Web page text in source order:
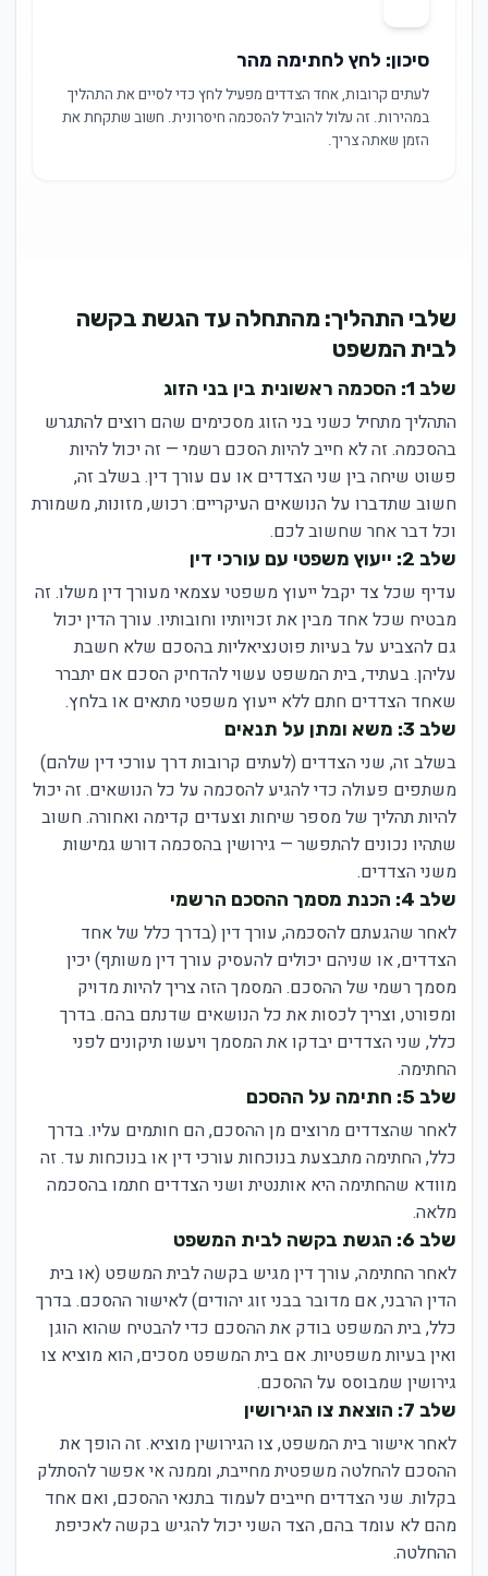
סיכון: לחץ לחתימה מהר
לעתים קרובות, אחד הצדדים מפעיל לחץ כדי לסיים את התהליך
במהירות. זה עלול להוביל להסכמה חיסרונית. חשוב שתקחת את
הזמן שאתה צריך.
שלבי התהליך: מהתחלה עד הגשת בקשה
לבית המשפט
שלב 1: הסכמה ראשונית בין בני הזוג
התהליך מתחיל כשני בני הזוג מסכימים שהם רוצים להתגרש
בהסכמה. זה לא חייב להיות הסכם רשמי — זה יכול להיות
פשוט שיחה בין שני הצדדים או עם עורך דין. בשלב זה,
חשוב שתדברו על הנושאים העיקריים: רכוש, מזונות, משמורת
וכל דבר אחר שחשוב לכם.
שלב 2: ייעוץ משפטי עם עורכי דין
עדיף שכל צד יקבל ייעוץ משפטי עצמאי מעורך דין משלו. זה
מבטיח שכל אחד מבין את זכויותיו וחובותיו. עורך הדין יכול
גם להצביע על בעיות פוטנציאליות בהסכם שלא חשבת
עליהן. בעתיד, בית המשפט עשוי להדחיק הסכם אם יתברר
שאחד הצדדים חתם ללא ייעוץ משפטי מתאים או בלחץ.
שלב 3: משא ומתן על תנאים
בשלב זה, שני הצדדים (לעתים קרובות דרך עורכי דין שלהם)
משתפים פעולה כדי להגיע להסכמה על כל הנושאים. זה יכול
להיות תהליך של מספר שיחות וצעדים קדימה ואחורה. חשוב
שתהיו נכונים להתפשר — גירושין בהסכמה דורש גמישות
משני הצדדים.
שלב 4: הכנת מסמך ההסכם הרשמי
לאחר שהגעתם להסכמה, עורך דין (בדרך כלל של אחד
הצדדים, או שניהם יכולים להעסיק עורך דין משותף) יכין
מסמך רשמי של ההסכם. המסמך הזה צריך להיות מדויק
ומפורט, וצריך לכסות את כל הנושאים שדנתם בהם. בדרך
כלל, שני הצדדים יבדקו את המסמך ויעשו תיקונים לפני
החתימה.
שלב 5: חתימה על ההסכם
לאחר שהצדדים מרוצים מן ההסכם, הם חותמים עליו. בדרך
כלל, החתימה מתבצעת בנוכחות עורכי דין או בנוכחות עד. זה
מוודא שהחתימה היא אותנטית ושני הצדדים חתמו בהסכמה
מלאה.
שלב 6: הגשת בקשה לבית המשפט
לאחר החתימה, עורך דין מגיש בקשה לבית המשפט (או בית
הדין הרבני, אם מדובר בבני זוג יהודים) לאישור ההסכם. בדרך
כלל, בית המשפט בודק את ההסכם כדי להבטיח שהוא הוגן
ואין בעיות משפטיות. אם בית המשפט מסכים, הוא מוציא צו
גירושין שמבוסס על ההסכם.
שלב 7: הוצאת צו הגירושין
לאחר אישור בית המשפט, צו הגירושין מוציא. זה הופך את
ההסכם להחלטה משפטית מחייבת, וממנה אי אפשר להסתלק
בקלות. שני הצדדים חייבים לעמוד בתנאי ההסכם, ואם אחד
מהם לא עומד בהם, הצד השני יכול להגיש בקשה לאכיפת
ההחלטה.